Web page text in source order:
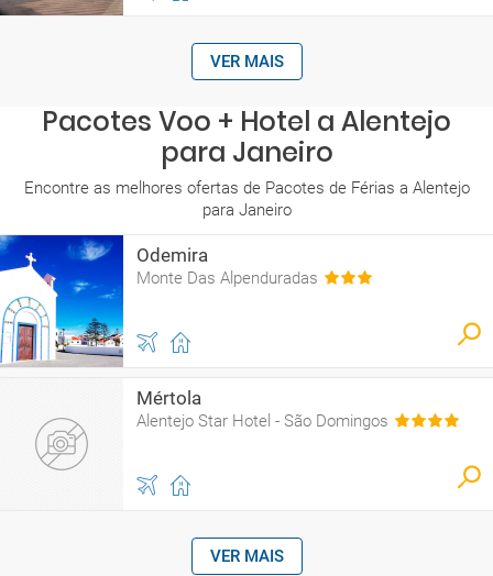
VER MAIS
Pacotes Voo + Hotel a Alentejo
para Janeiro
Encontre as melhores ofertas de Pacotes de Férias a Alentejo
para Janeiro
Odemira
Monte Das Alpenduradas
Mértola
Alentejo Star Hotel - São Domingos
VER MAIS